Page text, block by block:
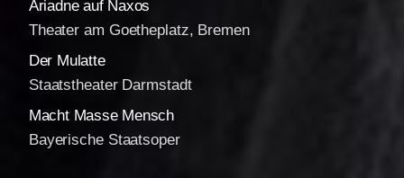
Ariadne auf Naxos
Theater am Goetheplatz, Bremen
Der Mulatte
Staatstheater Darmstadt
Macht Masse Mensch
Bayerische Staatsoper